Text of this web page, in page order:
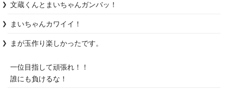
文蔵くんとまいちゃんガンバッ！
まいちゃんカワイイ！
まが玉作り楽しかったです。
一位目指して頑張れ！！